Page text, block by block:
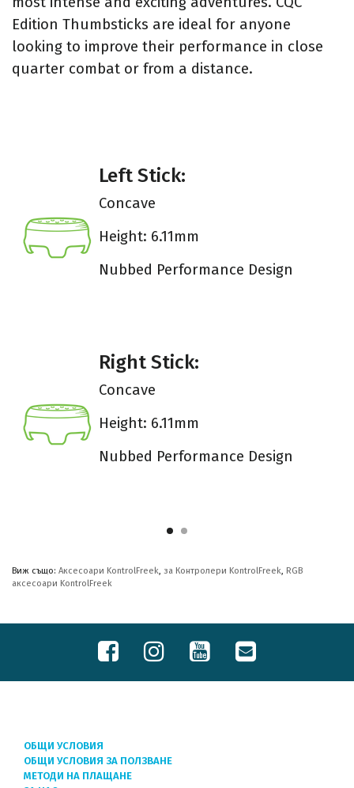
Edition Thumbsticks are ideal for anyone
looking to improve their performance in close
quarter combat or from a distance.
Left Stick:
Concave
Height: 6.11mm
Nubbed Performance Design
Right Stick:
Concave
Height: 6.11mm
Nubbed Performance Design
Виж също: Аксесоари KontrolFreek за Контролери KontrolFreek
RGB
аксесоари KontrolFreek
ОБЩИ УСЛОВИЯ
ОБЩИ УСЛОВИЯ ЗА ПОЛЗВАНЕ
МЕТОДИ НА ПЛАЩАНЕ